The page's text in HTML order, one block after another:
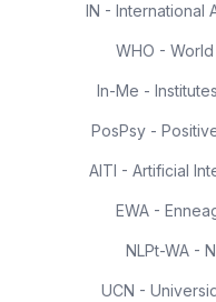
IN - International
WHO -
In-Me -
PosPsy -
AITI - Artificial
EWA -
NLPt-WA -
UCN -